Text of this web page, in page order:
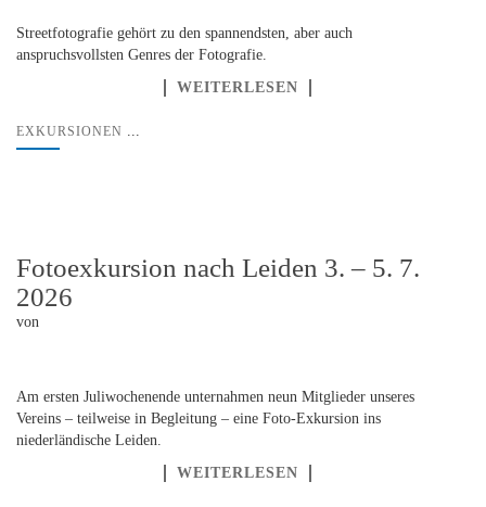
Streetfotografie gehört zu den spannendsten, aber auch
anspruchsvollsten Genres der Fotografie.
WEITERLESEN
EXKURSIONEN ...
Fotoexkursion nach Leiden 3. – 5. 7.
2026
von
Am ersten Juliwochenende unternahmen neun Mitglieder unseres
Vereins – teilweise in Begleitung – eine Foto-Exkursion ins
niederländische Leiden.
WEITERLESEN